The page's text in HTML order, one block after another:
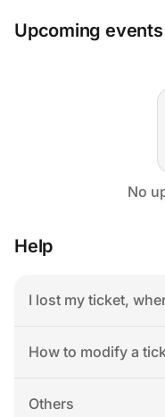
Upcoming events
No
Help
I lost my ticket,
How to modify a
Others